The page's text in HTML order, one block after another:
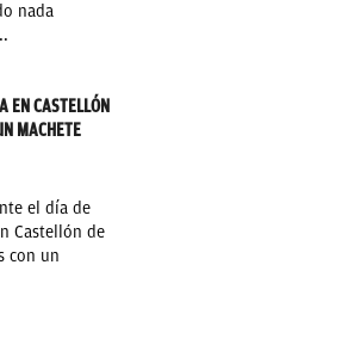
nada
EN CASTELLÓN
MACHETE
el día de
Castellón de
con un